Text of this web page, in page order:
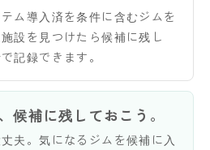
ム導入済を条件に含むジムを
設を見つけたら候補に残し
記録できます。
候補に残しておこう。
夫。気になるジムを候補に入